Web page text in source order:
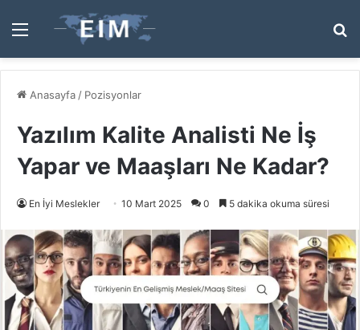
Menü
...
Anasayfa / Pozisyonlar
Yazılım Kalite Analisti Ne İş
Yapar ve Maaşları Ne Kadar?
En İyi Meslekler 10 Mart 2025 0 5 dakika okuma süresi